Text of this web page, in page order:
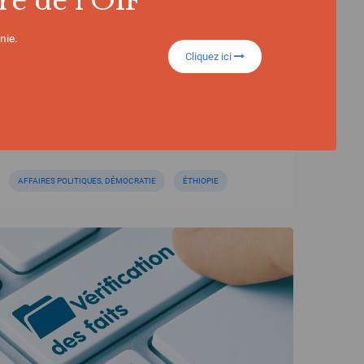
Afrique
AFFAIRES POLITIQUES, DÉMOCRATIE ÉTHIOPIE
Cliquez ici